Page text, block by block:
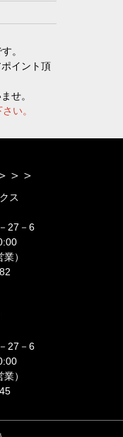
。
イント頂
せ。
い。
＞＞
ス
27－6
）
27－6
）